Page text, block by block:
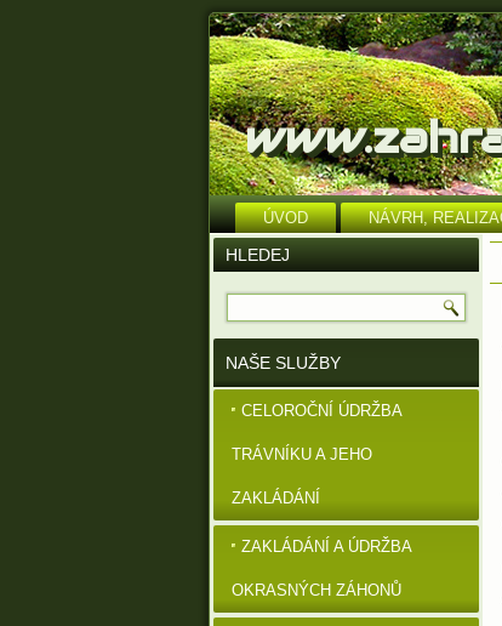
ÚVOD NÁVRH,
HLEDEJ
NAŠE SLUŽBY
CELOROČNÍ ÚDRŽBA
TRÁVNÍKU A JEHO
ZAKLÁDÁNÍ
ZAKLÁDÁNÍ A ÚDRŽBA
OKRASNÝCH ZÁHONŮ